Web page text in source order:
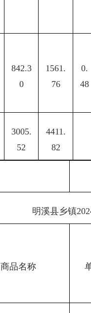
842.3
0
1561.
76
0.
48
3005.
52
4411.
82
明溪县乡镇
商品名称